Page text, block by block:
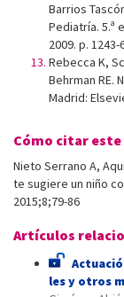
Barrios
Pediatría. 5.ª
2009. p. 1243-
Rebecca K,
Behrman RE.
Madrid:
Cómo citar
Nieto Serrano A,
te sugiere un niño
2015;8;79-86
Artículos
les y otros